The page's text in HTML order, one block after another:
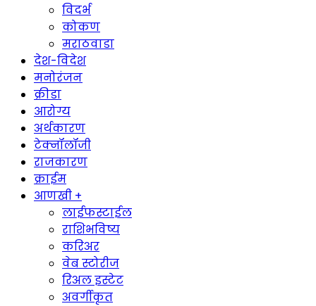
विदर्भ
कोकण
मराठवाडा
देश-विदेश
मनोरंजन
क्रीडा
आरोग्य
अर्थकारण
टेक्नॉलॉजी
राजकारण
क्राईम
आणखी +
लाईफस्टाईल
राशिभविष्य
करिअर
वेब स्टोरीज
रिअल इस्टेट
अवर्गीकृत